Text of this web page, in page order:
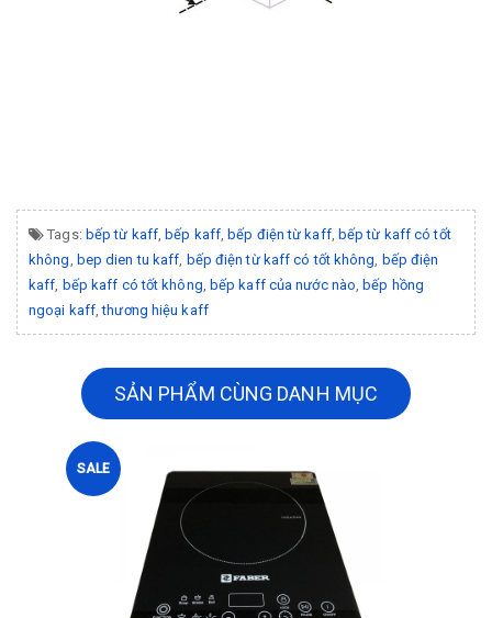
Tags: bếp từ kaff,bếp kaff,bếp điện từ kaff, bếp từ kaff có tốt
không bep dien tu kaff bếp điện từ kaff có tốt không bếp điện
kaff bếp kaff có tốt không bếp kaff của nước nào ,bếp hồng
ngoại kaff ,thương hiệu kaff
SẢN PHẨM CÙNG DANH MỤC
SALE